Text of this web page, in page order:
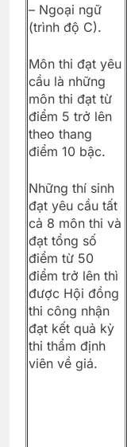
– Ngoại ngữ
(trình độ C).
Môn thi đạt yêu
cầu là những
môn thi đạt từ
điểm 5 trở lên
theo thang
điểm 10 bậc.
Những thí sinh
đạt yêu cầu tất
cả 8 môn thi và
đạt tổng số
điểm từ 50
điểm trở lên thì
được Hội đồng
thi công nhận
đạt kết quả kỳ
thi thẩm định
viên về giá.